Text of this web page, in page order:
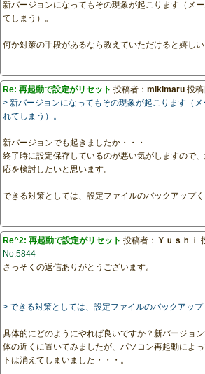
新バージョンになってもその現象が起こります（メ
てしまう）。
何か対策の手段があるなら教えていただけると嬉しい
Re: 再起動で設定がリセット 投稿者： mikimaru 投
> 新バージョンになってもその現象が起こります（
れてしまう）。
新バージョンでも起きましたか・・・
終了時に設定保存しているのが悪い気がしますので
応を検討したいと思います。
できる対策としては、設定ファイルのバックアップく
Re^2: 再起動で設定がリセット 投稿者： Ｙｕｓｈｉ
No.5844
さっそくの返信ありがとうございます。
> できる対策としては、設定ファイルのバックアップ
具体的にどのようにやれば良いですか？新バージョ
体の近くに置いてみましたが、パソコン再起動によ
トは消えてしまいました・・・。